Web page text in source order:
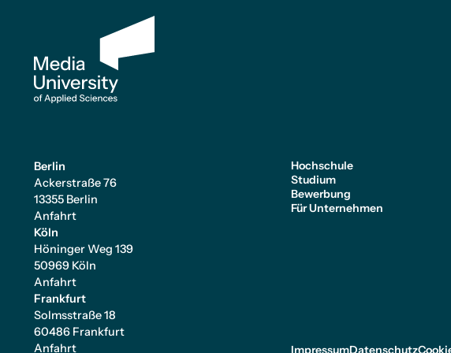
Berlin
Ackerstraße 76
13355 Berlin
Anfahrt
Köln
Höninger Weg 139
50969 Köln
Anfahrt
Frankfurt
Solmsstraße 18
60486 Frankfurt
Anfahrt
Hochschule
Studium
Bewerbung
Für Unternehmen
ImpressumDatenschutz